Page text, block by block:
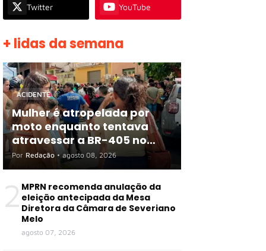
Twitter YouTube
+ lidas da semana
ACIDENTE
Mulher é atropelada por
moto enquanto tentava
atravessar a BR-405 no
Centro de Apodi
Por Redação • agosto 08, 2026
2 MPRN recomenda anulação da
eleição antecipada da Mesa
Diretora da Câmara de Severiano
Melo
agosto 07, 2026